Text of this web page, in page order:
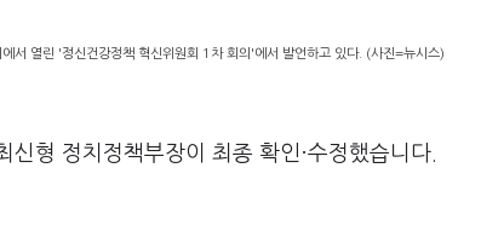
서 열린 '정신건강정책 혁신위원회 1차 회의'에서 발언하고 있다. (사진=뉴시스)
형 정치정책부장이 최종 확인·수정했습니다.